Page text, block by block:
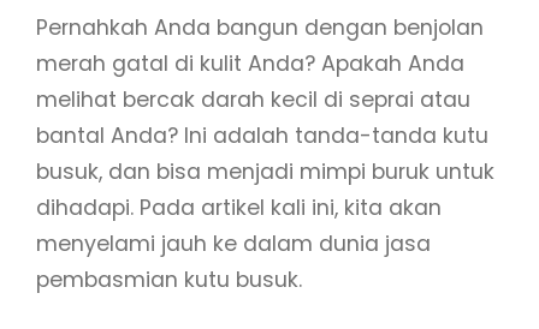
Pernahkah Anda bangun dengan benjolan
merah gatal di kulit Anda? Apakah Anda
melihat bercak darah kecil di seprai atau
bantal Anda? Ini adalah tanda-tanda kutu
busuk, dan bisa menjadi mimpi buruk untuk
dihadapi. Pada artikel kali ini, kita akan
menyelami jauh ke dalam dunia jasa
pembasmian kutu busuk.